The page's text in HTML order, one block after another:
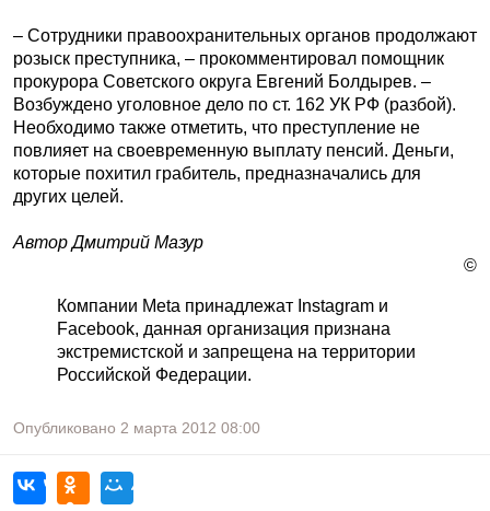
– Сотрудники правоохранительных органов продолжают
розыск преступника, – прокомментировал помощник
прокурора Советского округа Евгений Болдырев. –
Возбуждено уголовное дело по ст. 162 УК РФ (разбой).
Необходимо также отметить, что преступление не
повлияет на своевременную выплату пенсий. Деньги,
которые похитил грабитель, предназначались для
других целей.
Автор Дмитрий Мазур
©
Компании Meta принадлежат Instagram и
Facebook, данная организация признана
экстремистской и запрещена на территории
Российской Федерации.
Опубликовано 2 марта 2012 08:00